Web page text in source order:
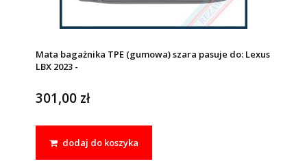
Mata bagażnika TPE (gumowa) szara pasuje do: Lexus
LBX 2023 -
301,00 zł
dodaj do koszyka